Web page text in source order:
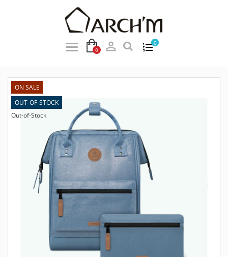
0
0

ON SALE
OUT-OF-STOCK
Out-of-Stock